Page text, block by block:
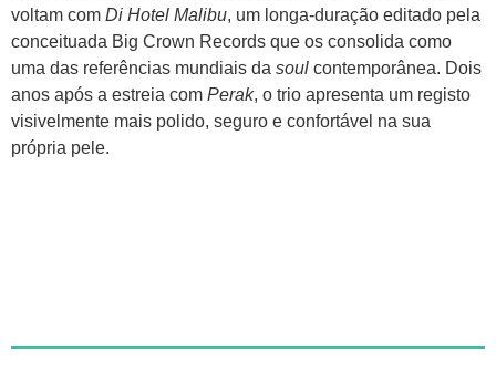
voltam com Di Hotel Malibu, um longa-duração editado pela
conceituada Big Crown Records que os consolida como
uma das referências mundiais da soul contemporânea. Dois
anos após a estreia com Perak, o trio apresenta um registo
visivelmente mais polido, seguro e confortável na sua
própria pele.